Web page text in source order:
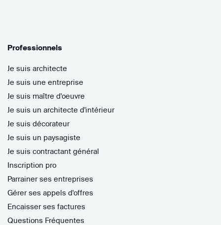
Professionnels
Je suis architecte
Je suis une entreprise
Je suis maître d'oeuvre
Je suis un architecte d'intérieur
Je suis décorateur
Je suis un paysagiste
Je suis contractant général
Inscription pro
Parrainer ses entreprises
Gérer ses appels d'offres
Encaisser ses factures
Questions Fréquentes